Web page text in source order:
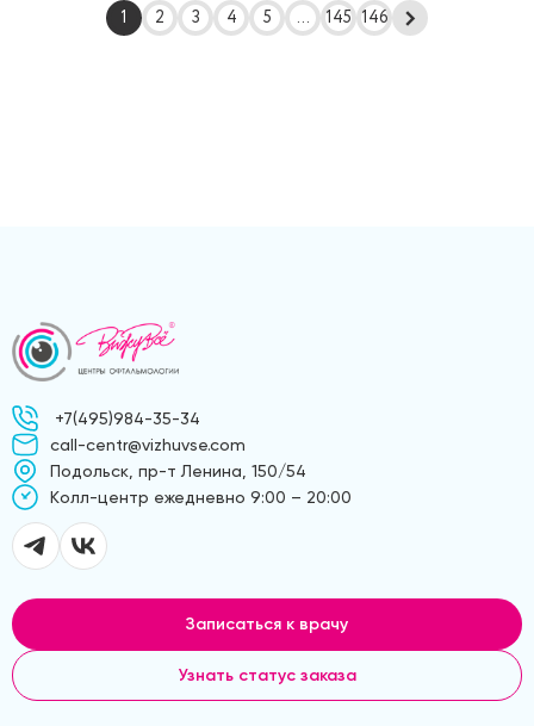
1 2 3 4 5 ... 145 146
+7(495)984-35-34
call-centr@vizhuvse.com
Подольск, пр-т Ленина, 150/54
Kолл-центр ежедневно 9:00 – 20:00
Записаться к врачу
Узнать статус заказа